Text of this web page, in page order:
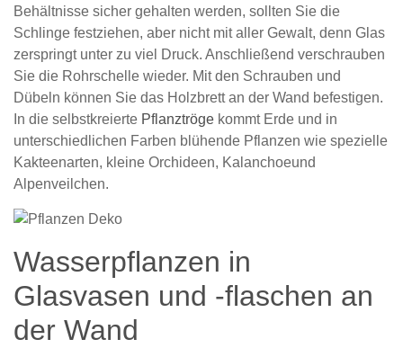
Behältnisse sicher gehalten werden, sollten Sie die
Schlinge festziehen, aber nicht mit aller Gewalt, denn Glas
zerspringt unter zu viel Druck. Anschließend verschrauben
Sie die Rohrschelle wieder. Mit den Schrauben und
Dübeln können Sie das Holzbrett an der Wand befestigen.
In die selbstkreierte Pflanztröge kommt Erde und in
unterschiedlichen Farben blühende Pflanzen wie spezielle
Kakteenarten, kleine Orchideen, Kalanchoeund
Alpenveilchen.
Wasserpflanzen in
Glasvasen und -flaschen an
der Wand